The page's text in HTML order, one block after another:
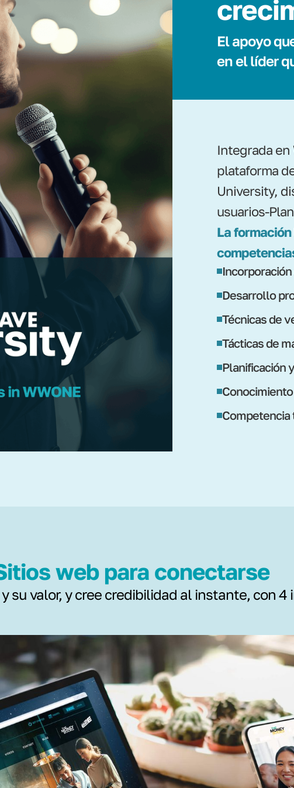
El apoyo
en el líder
Integrada en
plataforma
University,
usuarios-
La
Desarrollo
Técnicas de
Tácticas de
Planificación
web para conectarse
su valor, y cree credibilidad al instante, con